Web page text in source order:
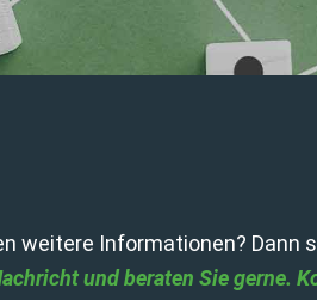
weitere Informationen?
und beraten Sie gerne.